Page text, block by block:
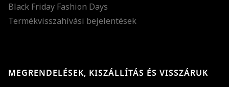
Black Friday Fashion Days
Termékvisszahívási bejelentések
MEGRENDELÉSEK, KISZÁLLÍTÁS ÉS VISSZÁRUK